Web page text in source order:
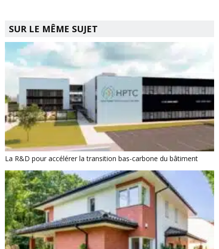
SUR LE MÊME SUJET
La R&D pour accélérer la transition bas-carbone du bâtiment